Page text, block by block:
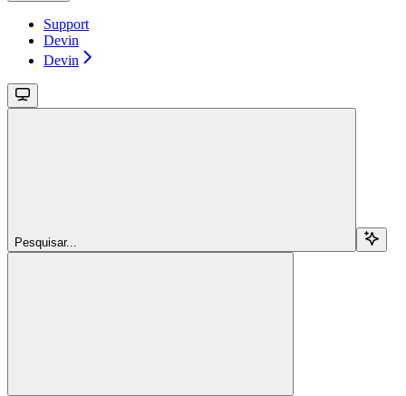
Support
Devin
Devin
Pesquisar...